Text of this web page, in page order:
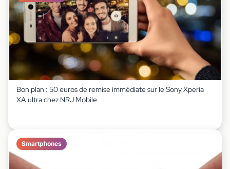
Bon plan : 50 euros de remise immédiate sur le Sony Xperia
XA ultra chez NRJ Mobile
Smartphones